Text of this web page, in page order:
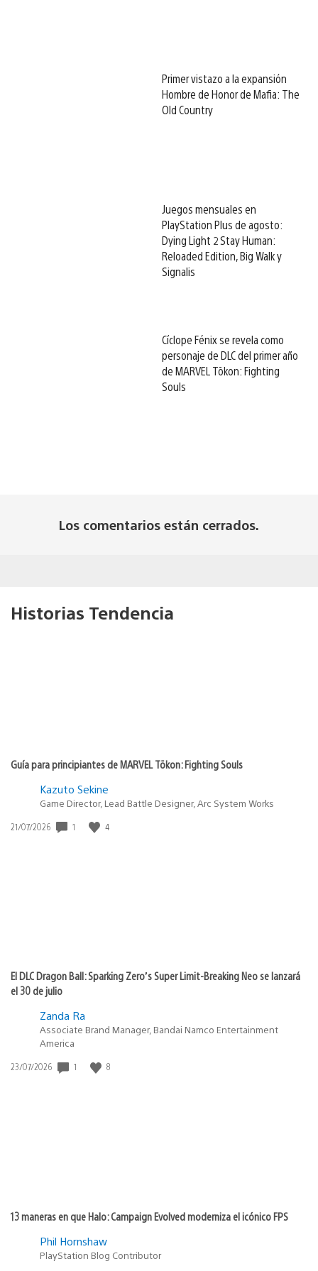
Primer vistazo a la expansión
Hombre de Honor de Mafia: The
Old Country
Juegos mensuales en
PlayStation Plus de agosto:
Dying Light 2 Stay Human:
Reloaded Edition, Big Walk y
Signalis
Cíclope Fénix se revela como
personaje de DLC del primer año
de MARVEL Tōkon: Fighting
Souls
Los comentarios están cerrados.
Historias Tendencia
Guía para principiantes de MARVEL Tōkon: Fighting Souls
Kazuto Sekine
Game Director, Lead Battle Designer, Arc System Works
Fecha
21/07/2026 1 4
El DLC Dragon Ball: Sparking Zero’s Super Limit-Breaking Neo se lanzará
el 30 de julio
Zanda Ra
Associate Brand Manager, Bandai Namco Entertainment
America
Fecha
23/07/2026 1 8
13 maneras en que Halo: Campaign Evolved moderniza el icónico FPS
Phil Hornshaw
PlayStation Blog Contributor